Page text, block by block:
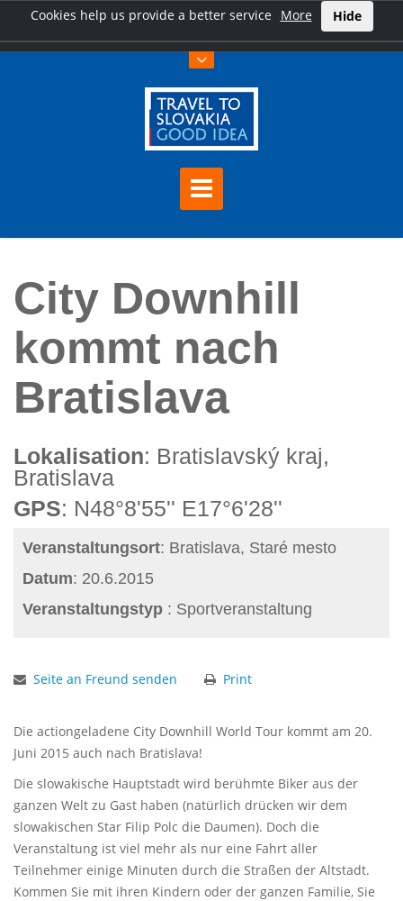
Cookies help us provide a better service More Hide
City Downhill kommt nach Bratislava
City Downhill
kommt nach
Bratislava
Lokalisation: Bratislavský kraj,
Bratislava
GPS: N48°8'55'' E17°6'28''
Veranstaltungsort: Bratislava, Staré mesto
Datum: 20.6.2015
Veranstaltungstyp : Sportveranstaltung
Seite an Freund senden Print
Die actiongeladene City Downhill World Tour kommt am 20.
Juni 2015 auch nach Bratislava!
Die slowakische Hauptstadt wird berühmte Biker aus der
ganzen Welt zu Gast haben (natürlich drücken wir dem
slowakischen Star Filip Polc die Daumen). Doch die
Veranstaltung ist viel mehr als nur eine Fahrt aller
Teilnehmer einige Minuten durch die Straßen der Altstadt.
Kommen Sie mit ihren Kindern oder der ganzen Familie, Sie